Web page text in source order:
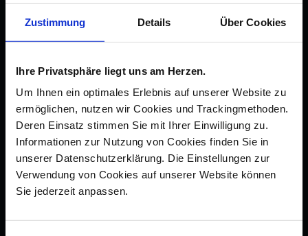
Zustimmung Details Über Cookies
Ihre Privatsphäre liegt uns am Herzen.
Um Ihnen ein optimales Erlebnis auf unserer Website zu
ermöglichen, nutzen wir Cookies und Trackingmethoden.
Deren Einsatz stimmen Sie mit Ihrer Einwilligung zu.
Informationen zur Nutzung von Cookies finden Sie in
unserer Datenschutzerklärung. Die Einstellungen zur
Verwendung von Cookies auf unserer Website können
Sie jederzeit anpassen.